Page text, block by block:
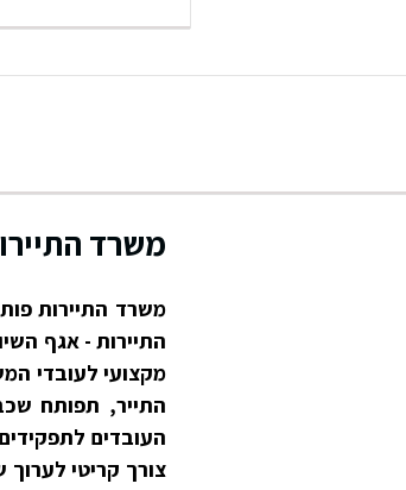
משרד
התיירות - אגף
מקצועי לעובדי
התייר, תפותח
העובדים
צורך קריטי